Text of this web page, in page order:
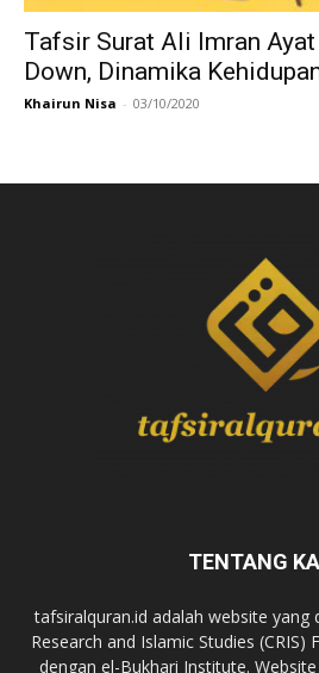
Tafsir Surat Ali Imran Ayat
Down, Dinamika
Khairun Nisa - 03/10/2020
TENTANG
tafsiralquran.id adalah website yang
Research and Islamic Studies
dengan el-Bukhari Institute.